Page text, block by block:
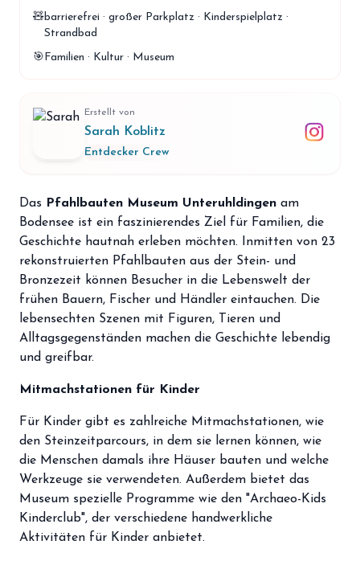
menu_book Guides
map Karte
storefront Shop
Mitgliedschaft
groups Entdecker Crew
login
🧸barrierefrei · großer Parkplatz · Kinderspielplatz ·
Strandbad
🎯Familien · Kultur · Museum
Erstellt von
Sarah Koblitz
Entdecker Crew
Das Pfahlbauten Museum Unteruhldingen am
Bodensee ist ein faszinierendes Ziel für Familien, die
Geschichte hautnah erleben möchten.
Inmitten von 23
rekonstruierten Pfahlbauten aus der Stein- und
Bronzezeit können Besucher in die Lebenswelt der
frühen Bauern, Fischer und Händler eintauchen. Die
lebensechten Szenen mit Figuren, Tieren und
Alltagsgegenständen machen die Geschichte lebendig
und greifbar.
Mitmachstationen für Kinder
Für Kinder gibt es zahlreiche Mitmachstationen, wie
den Steinzeitparcours, in dem sie lernen können, wie
die Menschen damals ihre Häuser bauten und welche
Werkzeuge sie verwendeten. Außerdem bietet das
Museum spezielle Programme wie den "Archaeo-Kids
Kinderclub", der verschiedene handwerkliche
Aktivitäten für Kinder anbietet.